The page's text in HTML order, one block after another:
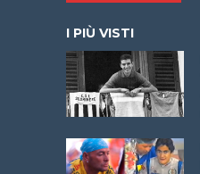
I PIÙ VISTI